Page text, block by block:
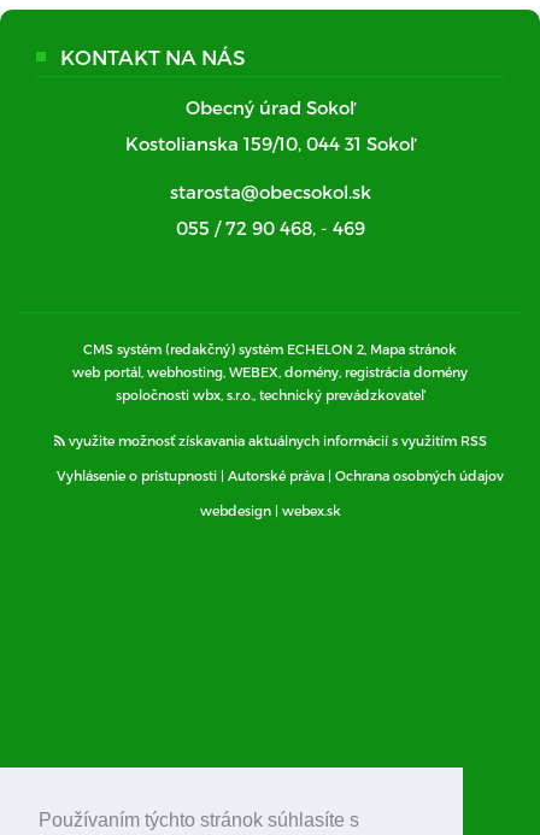
Používaním týchto stránok súhlasíte s
KONTAKT NA NÁS
Obecný úrad Sokoľ
Kostolianska 159/10, 044 31 Sokoľ
starosta@obecsokol.sk
055 / 72 90 468, - 469
CMS systém (redakčný) systém ECHELON 2, Mapa stránok
web portál, webhosting, WEBEX, domény, registrácia domény
spoločnosti wbx, s.r.o., technický prevádzkovateľ
využite možnosť získavania aktuálnych informácií s využitím RSS
Vyhlásenie o prístupnosti | Autorské práva | Ochrana osobných údajov
webdesign| webex.sk